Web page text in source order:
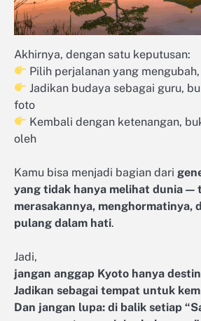
Akhirnya, dengan satu keputusan:
Pilih perjalanan yang
Jadikan budaya sebagai guru,
foto
Kembali dengan ketenangan,
oleh
Kamu bisa menjadi bagian dari
yang tidak hanya melihat dunia —
merasakannya, menghormatinya,
pulang dalam hati.
Jadi,
jangan anggap Kyoto hanya
Jadikan sebagai tempat untuk
Dan jangan lupa: di balik setiap